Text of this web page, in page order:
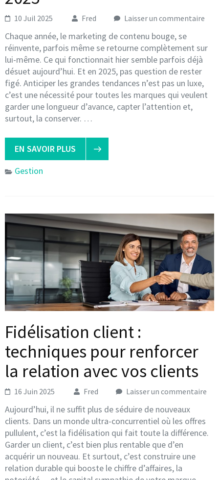
10 Juil 2025 Fred Laisser un commentaire
Chaque année, le marketing de contenu bouge, se
réinvente, parfois même se retourne complètement sur
lui-même. Ce qui fonctionnait hier semble parfois déjà
désuet aujourd’hui. Et en 2025, pas question de rester
figé. Anticiper les grandes tendances n’est pas un luxe,
c’est une nécessité pour toutes les marques qui veulent
garder une longueur d’avance, capter l’attention et,
surtout, la conserver. …
EN SAVOIR PLUS
Gestion
Fidélisation client :
techniques pour renforcer
la relation avec vos clients​
16 Juin 2025 Fred Laisser un commentaire
Aujourd’hui, il ne suffit plus de séduire de nouveaux
clients. Dans un monde ultra-concurrentiel où les offres
pullulent, c’est la fidélisation qui fait toute la différence.
Garder un client, c’est bien plus rentable que d’en
acquérir un nouveau. Et surtout, c’est construire une
relation durable qui booste le chiffre d’affaires, la